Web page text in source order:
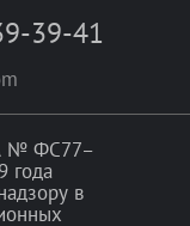
39-41
№ ФС77–
года
в